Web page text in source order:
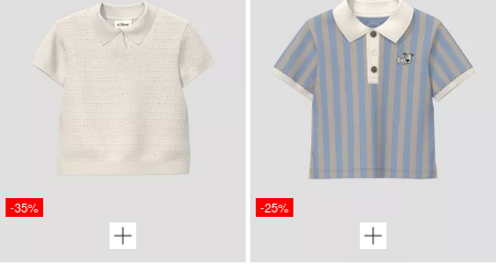
-35% -25%